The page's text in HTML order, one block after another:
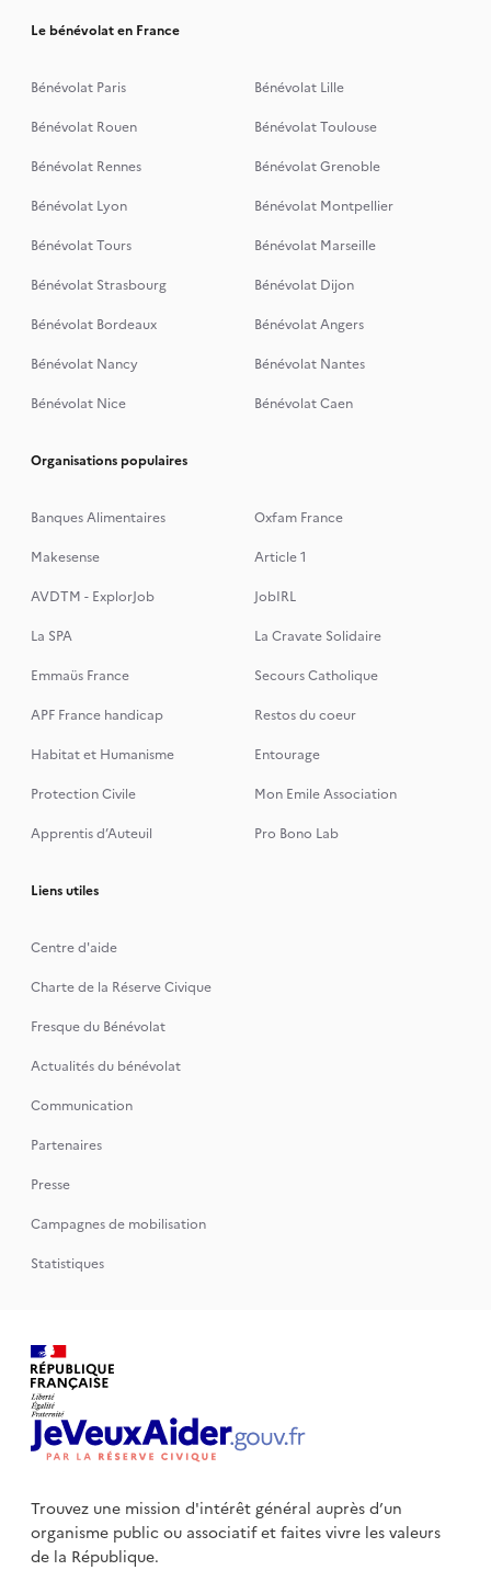
Le bénévolat en France
Bénévolat Paris
Bénévolat Lille
Bénévolat Rouen
Bénévolat Toulouse
Bénévolat Rennes
Bénévolat Grenoble
Bénévolat Lyon
Bénévolat Montpellier
Bénévolat Tours
Bénévolat Marseille
Bénévolat Strasbourg
Bénévolat Dijon
Bénévolat Bordeaux
Bénévolat Angers
Bénévolat Nancy
Bénévolat Nantes
Bénévolat Nice
Bénévolat Caen
Organisations populaires
Banques Alimentaires
Oxfam France
Makesense
Article 1
AVDTM - ExplorJob
JobIRL
La SPA
La Cravate Solidaire
Emmaüs France
Secours Catholique
APF France handicap
Restos du coeur
Habitat et Humanisme
Entourage
Protection Civile
Mon Emile Association
Apprentis d’Auteuil
Pro Bono Lab
Liens utiles
Centre d'aide
Charte de la Réserve Civique
Fresque du Bénévolat
Actualités du bénévolat
Communication
Partenaires
Presse
Campagnes de mobilisation
Statistiques
Trouvez une mission d'intérêt général auprès d’un
organisme publicou associatif et faites vivre les valeurs
de la République.